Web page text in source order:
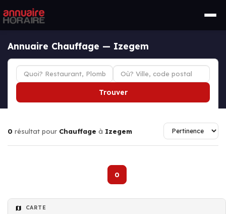
Annuaire Chauffage — Izegem
Trouver
0 résultat pour Chauffage à Izegem
0
CARTE